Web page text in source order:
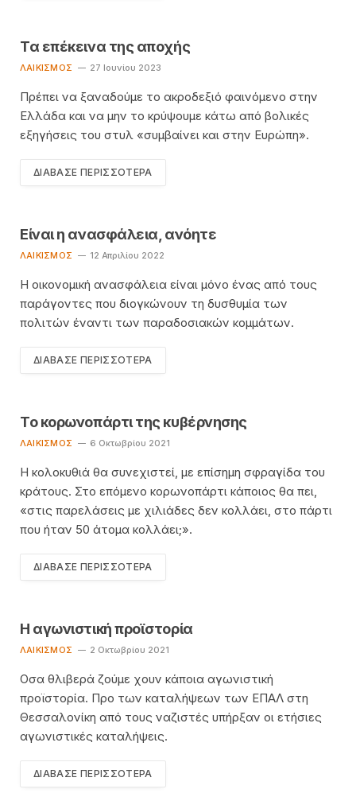
Τα επέκεινα της αποχής
ΛΑΙΚΙΣΜΌΣ 27 Ιουνίου 2023
Πρέπει να ξαναδούμε το ακροδεξιό φαινόμενο στην
Ελλάδα και να μην το κρύψουμε κάτω από βολικές
εξηγήσεις του στυλ «συμβαίνει και στην Ευρώπη».
ΔΙΆΒΑΣΕ ΠΕΡΙΣΣΌΤΕΡΑ
Είναι η ανασφάλεια, ανόητε
ΛΑΙΚΙΣΜΌΣ 12 Απριλίου 2022
Η οικονομική ανασφάλεια είναι μόνο ένας από τους
παράγοντες που διογκώνουν τη δυσθυμία των
πολιτών έναντι των παραδοσιακών κομμάτων.
ΔΙΆΒΑΣΕ ΠΕΡΙΣΣΌΤΕΡΑ
Το κορωνοπάρτι της κυβέρνησης
ΛΑΙΚΙΣΜΌΣ 6 Οκτωβρίου 2021
Η κολοκυθιά θα συνεχιστεί, με επίσημη σφραγίδα του
κράτους. Στο επόμενο κορωνοπάρτι κάποιος θα πει,
«στις παρελάσεις με χιλιάδες δεν κολλάει, στο πάρτι
που ήταν 50 άτομα κολλάει;».
ΔΙΆΒΑΣΕ ΠΕΡΙΣΣΌΤΕΡΑ
Η αγωνιστική προϊστορία
ΛΑΙΚΙΣΜΌΣ 2 Οκτωβρίου 2021
Οσα θλιβερά ζούμε χουν κάποια αγωνιστική
προϊστορία. Προ των καταλήψεων των ΕΠΑΛ στη
Θεσσαλονίκη από τους ναζιστές υπήρξαν οι ετήσιες
αγωνιστικές καταλήψεις.
ΔΙΆΒΑΣΕ ΠΕΡΙΣΣΌΤΕΡΑ